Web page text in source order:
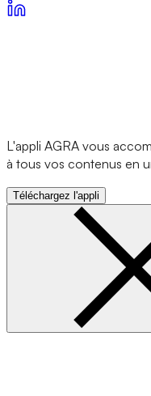
L'appli AGRA vous
à tous vos contenus en
Téléchargez l'appli